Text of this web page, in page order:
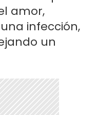
amor,
infección,
un